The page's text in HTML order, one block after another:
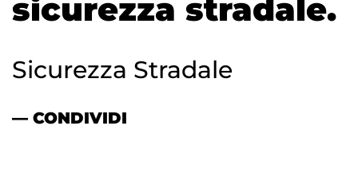
sicurezza stradale.
Sicurezza Stradale
— CONDIVIDI